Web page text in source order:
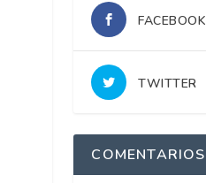
FACEBOOK
TWITTER
COMENTARIOS